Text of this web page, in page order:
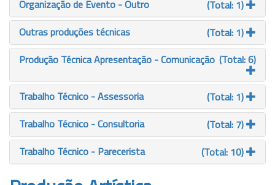
Organização de Evento - Outro
(Total: 1)
Outras produções técnicas
(Total: 1)
Produção Técnica Apresentação - Comunicação (Total: 6)
Trabalho Técnico - Assessoria
(Total: 1)
Trabalho Técnico - Consultoria
(Total: 7)
Trabalho Técnico - Parecerista
(Total: 10)